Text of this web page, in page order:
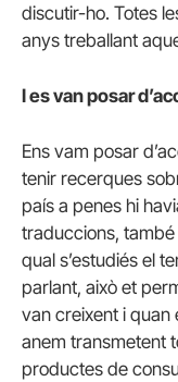
discutir-ho. Totes
anys treballant
I es van posar
Ens vam posar
tenir recerques
país a penes hi
traduccions,
qual s’estudiés el
parlant, això et
van creixent i quan
anem transmetent
productes de